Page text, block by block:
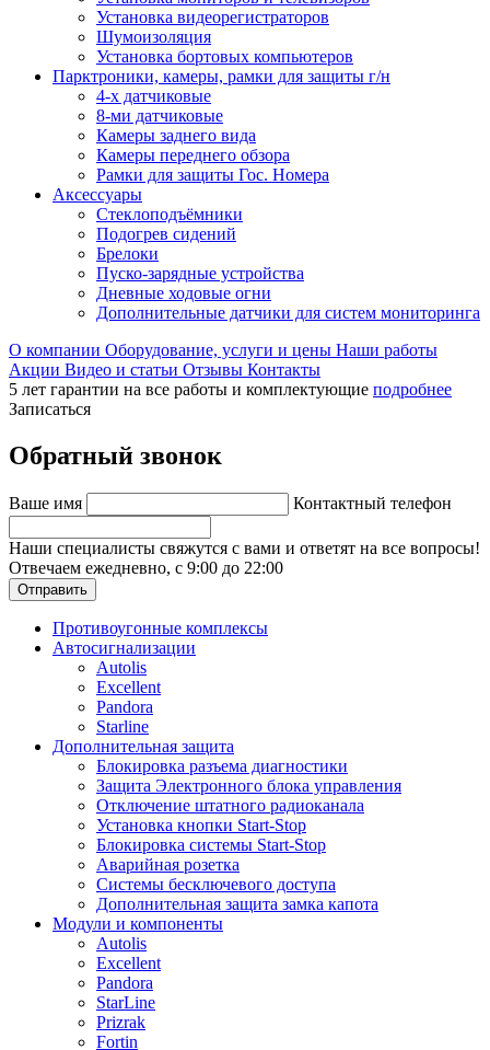
Установка видеорегистраторов
Шумоизоляция
Установка бортовых компьютеров
Парктроники, камеры, рамки для защиты г/н
4-х датчиковые
8-ми датчиковые
Камеры заднего вида
Камеры переднего обзора
Рамки для защиты Гос. Номера
Аксессуары
Стеклоподъёмники
Подогрев сидений
Брелоки
Пуско-зарядные устройства
Дневные ходовые огни
Дополнительные датчики для систем мониторинга
О компании Оборудование, услуги и цены Наши работы
Акции Видео и статьи Отзывы Контакты
5 лет гарантии на все работы и комплектующие подробнее
Записаться
Обратный звонок
Ваше имя Контактный телефон
Наши специалисты свяжутся с вами и ответят на все вопросы!
Отвечаем ежедневно, с 9:00 до 22:00
Отправить
Противоугонные комплексы
Автосигнализации
Autolis
Excellent
Pandora
Starline
Дополнительная защита
Блокировка разъема диагностики
Защита Электронного блока управления
Отключение штатного радиоканала
Установка кнопки Start-Stop
Блокировка системы Start-Stop
Аварийная розетка
Системы бесключевого доступа
Дополнительная защита замка капота
Модули и компоненты
Autolis
Excellent
Pandora
StarLine
Prizrak
Fortin